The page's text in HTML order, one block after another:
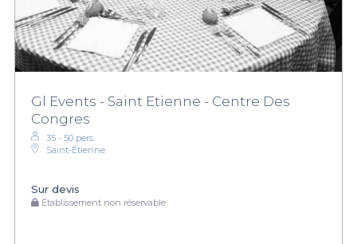
Gl Events - Saint Etienne - Centre Des
Congres
35 - 50 pers.
Saint-Étienne
Sur devis
Établissement non réservable